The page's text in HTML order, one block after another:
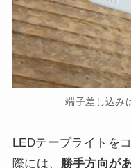
端子差し込み
LEDテープライトを
際には、 勝手方向が